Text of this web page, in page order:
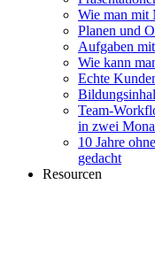
Wie man mit
Planen und
Aufgaben
Wie kann
Echte
Team-
in zwei
10 Jahre
gedacht
Resourcen